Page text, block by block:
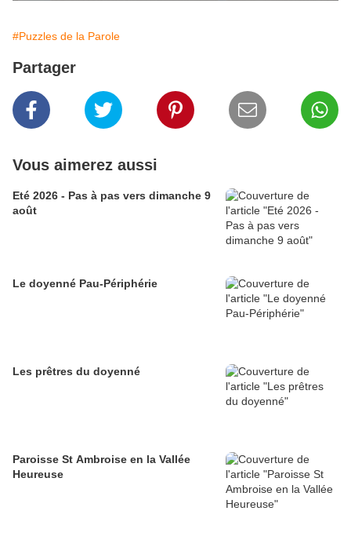
#Puzzles de la Parole
Partager
Vous aimerez aussi
Eté 2026 - Pas à pas vers dimanche 9
août
Le doyenné Pau-Périphérie
Les prêtres du doyenné
Paroisse St Ambroise en la Vallée
Heureuse